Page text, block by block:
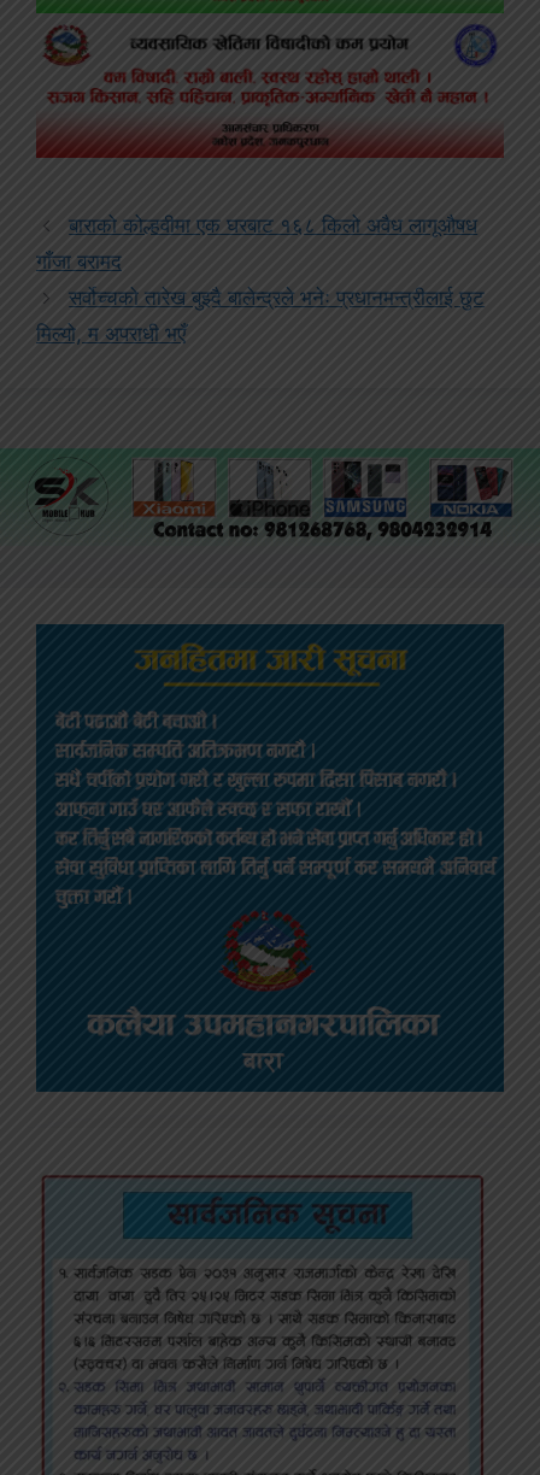
बाराको कोल्हवीमा एक घरबाट १६८ किलो अवैध लागूऔषध
गाँजा बरामद
सर्वोच्चको तारेख बुझ्दै बालेन्द्रले भनेः प्रधानमन्त्रीलाई छुट
मिल्यो, म अपराधी भएँ